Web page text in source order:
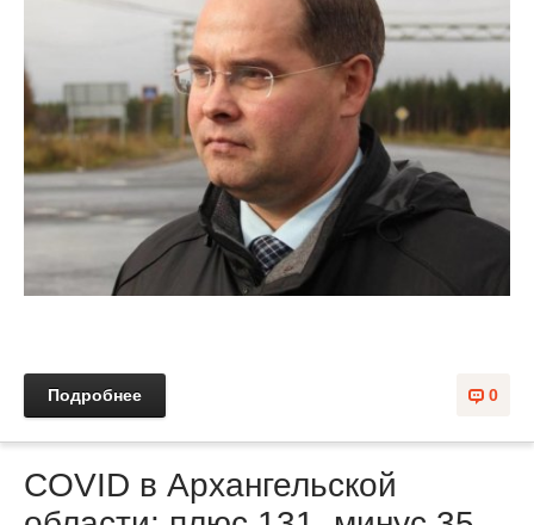
0
Подробнее
COVID в Архангельской